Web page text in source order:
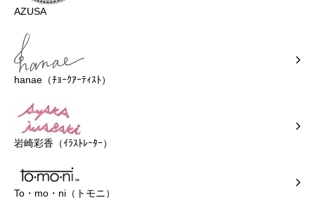
AZUSA
hanae（ﾁｮｰｸｱｰﾃｨｽﾄ）
岩崎彩香（ｲﾗｽﾄﾚｰﾀｰ）
To・mo・ni（トモニ）